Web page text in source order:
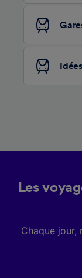
Les
Chaque jour,
Liste de